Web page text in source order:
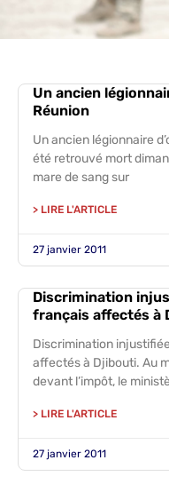
Un ancien
Réunion
Un ancien légionnaire
été retrouvé mort
mare de sang sur
> LIRE L'ARTICLE
27 janvier 2011
Discrimination
français affectés à
Discrimination
affectés à Djibouti. Au
devant l’impôt, le
> LIRE L'ARTICLE
27 janvier 2011